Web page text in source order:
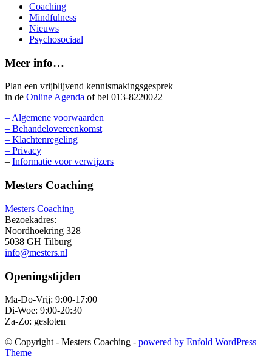
Coaching
Mindfulness
Nieuws
Psychosociaal
Meer info…
Plan een vrijblijvend kennismakingsgesprek
in de Online Agenda of bel 013-8220022
– Algemene voorwaarden
– Behandelovereenkomst
– Klachtenregeling
– Privacy
– Informatie voor verwijzers
Mesters Coaching
Mesters Coaching
Bezoekadres:
Noordhoekring 328
5038 GH Tilburg
info@mesters.nl
Openingstijden
Ma-Do-Vrij: 9:00-17:00
Di-Woe: 9:00-20:30
Za-Zo: gesloten
© Copyright - Mesters Coaching - powered by Enfold WordPress
Theme